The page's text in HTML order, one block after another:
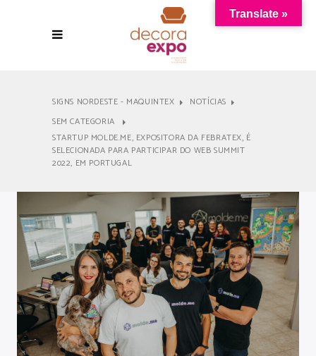
SIGNS NORDESTE - MAQUINTEX
NOTÍCIAS
SEM CATEGORIA
STARTUP MOLDE.ME, EXPOSITORA DA FEBRATEX, É
SELECIONADA PARA PARTICIPAR DO WEB SUMMIT
2022, EM PORTUGAL
Translate »